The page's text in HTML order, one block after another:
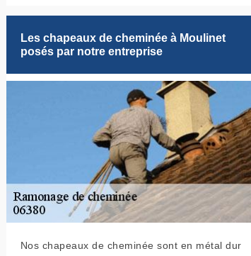
Les chapeaux de cheminée à Moulinet
posés par notre entreprise
Nos chapeaux de cheminée sont en métal dur